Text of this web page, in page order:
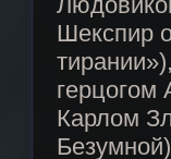
Шекспир
Карлом